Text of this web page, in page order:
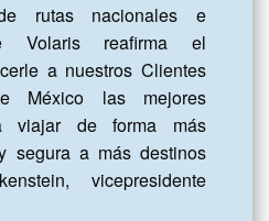
rutas nacionales e
Volaris reafirma el
a nuestros Clientes
México las mejores
viajar de forma más
segura a más destinos
vicepresidente